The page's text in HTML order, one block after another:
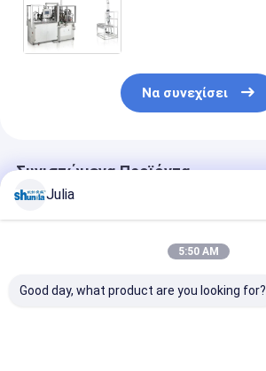
Να συνεχίσει
Συνιστώμενα Προϊόντα
Julia
5:50 AM
Good day, what product are you looking for?